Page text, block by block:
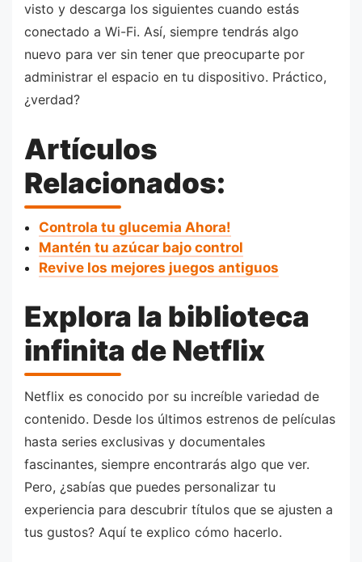
visto y descarga los siguientes cuando estás
conectado a Wi-Fi. Así, siempre tendrás algo
nuevo para ver sin tener que preocuparte por
administrar el espacio en tu dispositivo. Práctico,
¿verdad?
Artículos
Relacionados:
Controla tu glucemia Ahora!
Mantén tu azúcar bajo control
Revive los mejores juegos antiguos
Explora la biblioteca
infinita de Netflix
Netflix es conocido por su increíble variedad de
contenido. Desde los últimos estrenos de películas
hasta series exclusivas y documentales
fascinantes, siempre encontrarás algo que ver.
Pero, ¿sabías que puedes personalizar tu
experiencia para descubrir títulos que se ajusten a
tus gustos? Aquí te explico cómo hacerlo.